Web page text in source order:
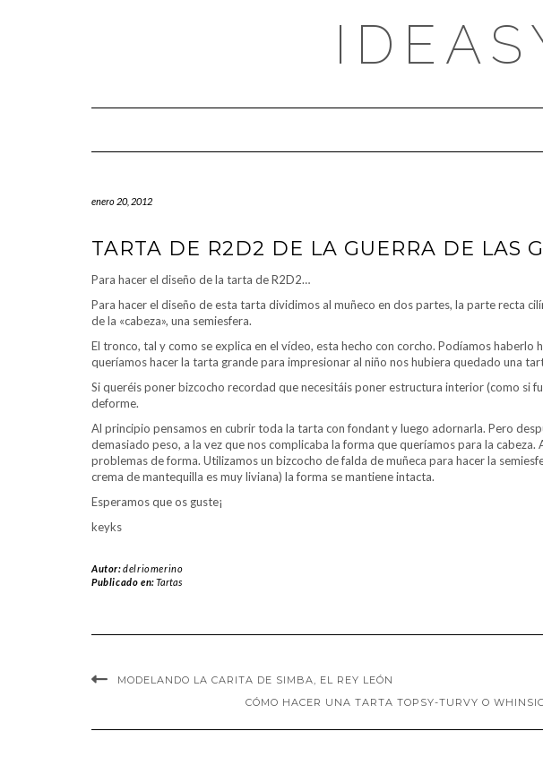
enero 20, 2012
TARTA DE R2D2 DE LA GUERRA DE LAS
Para hacer el diseño de la tarta de R2D2…
Para hacer el diseño de esta tarta dividimos al muñeco en dos partes, la parte recta
de la «cabeza», una semiesfera.
El tronco, tal y como se explica en el vídeo, esta hecho con corcho. Podíamos haberlo
queríamos hacer la tarta grande para impresionar al niño nos hubiera quedado una
Si queréis poner bizcocho recordad que necesitáis poner estructura interior (como si
deforme.
Al principio pensamos en cubrir toda la tarta con fondant y luego adornarla. Pero
demasiado peso, a la vez que nos complicaba la forma que queríamos para la
problemas de forma. Utilizamos un bizcocho de falda de muñeca para hacer la
crema de mantequilla es muy liviana) la forma se mantiene intacta.
Esperamos que os guste¡
keyks
Autor:delriomerino
Publicado en:Tartas
MODELANDO LA CARITA DE SIMBA, EL REY LEÓN
CÓMO HACER UNA TARTA TOPSY-TURVY O